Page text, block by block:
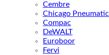
Cembre
Chicago Pneumatic
Compac
DeWALT
Euroboor
Fervi